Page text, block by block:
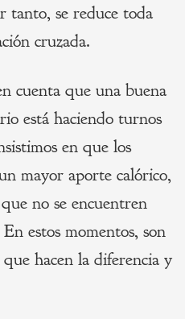
tanto, se reduce toda
cruzada.
cuenta que una buena
está haciendo turnos
en que los
mayor aporte calórico,
no se encuentren
estos momentos, son
hacen la diferencia y